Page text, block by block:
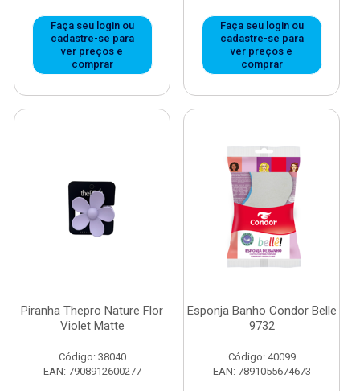
Faça seu login ou
cadastre-se para
ver preços e
comprar
Faça seu login ou
cadastre-se para
ver preços e
comprar
Piranha Thepro Nature Flor
Violet Matte
Código: 38040
EAN: 7908912600277
Esponja Banho Condor Belle
9732
Código: 40099
EAN: 7891055674673